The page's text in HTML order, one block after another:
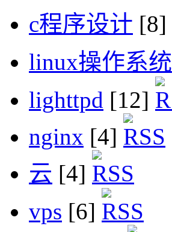
c程序设计 [8]
linux操作系统
lighttpd [12]
nginx [4]
云 [4]
vps [6]